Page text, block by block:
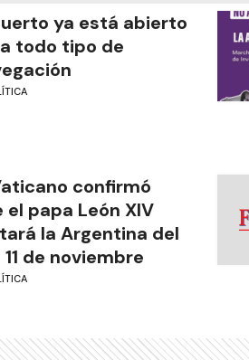
ya está abierto
todo tipo de
confirmó
el papa León XIV
la Argentina del
11 de noviembre